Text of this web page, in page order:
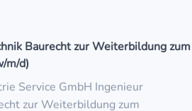
Baurecht zur Weiterbildung zum
m/d)
Service GmbH Ingenieur
zur Weiterbildung zum